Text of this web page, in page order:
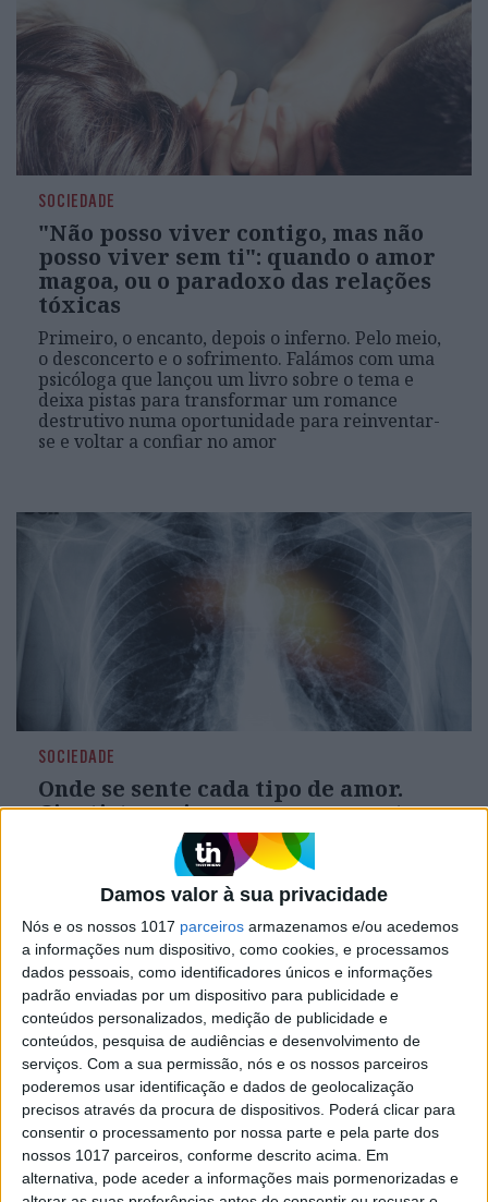
Damos valor à sua privacidade
Nós e os nossos 1017 parceiros armazenamos e/ou acedemos
a informações num dispositivo, como cookies, e processamos
dados pessoais, como identificadores únicos e informações
padrão enviadas por um dispositivo para publicidade e
conteúdos personalizados, medição de publicidade e
conteúdos, pesquisa de audiências e desenvolvimento de
serviços. Com a sua permissão, nós e os nossos parceiros
poderemos usar identificação e dados de geolocalização
precisos através da procura de dispositivos. Poderá clicar para
consentir o processamento por nossa parte e pela parte dos
nossos 1017 parceiros, conforme descrito acima. Em
alternativa, pode aceder a informações mais pormenorizadas e
SOCIEDADE
"Não posso viver contigo, mas não
posso viver sem ti": quando o amor
magoa, ou o paradoxo das relações
tóxicas
Primeiro, o encanto, depois o inferno. Pelo meio,
o desconcerto e o sofrimento. Falámos com uma
psicóloga que lançou um livro sobre o tema e
deixa pistas para transformar um romance
destrutivo numa oportunidade para reinventar-
se e voltar a confiar no amor
SOCIEDADE
Onde se sente cada tipo de amor.
Cientistas criam mapa que mostra
que partes do corpo são mais
"afetadas" por diferentes "amores"
Um grupo de cientistas da Universidade de Aalto,
explica em que partes do corpo são sentidos
diferentes tipos de amor. Ao todo, este estudo foi
capaz de mapear onde 27 diferentes sentimentos
amorosos são sentidos no corpo humano e com
que intensidade.